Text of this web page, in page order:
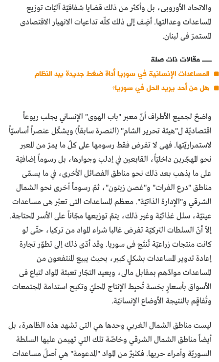
والاتحاد الأوروبى، بل وأكثر من ذلك قضايا شفافيّة آليّات توزيع
المساعدات وعدالتها. أضِف إلى ذلك كلّه تداعيات الانهيار الاقتصادى
المستمرّ فى لبنان.
مقالات ذات صلة
المساعدات الإنسانية في سوريا أداة ضغط جديدة بيد النظام
هل من أحد يريد الحل في سوريا؟
واضحٌ لجميع الأطراف أنّ معبر "باب الهوى" الإنساني يجلب ريوعاً
اقتصاديّة ل"هيئة تحرير الشام" (النصرة سابقاً) ويشكّل عنصراً أساسيّاً
لاستمراريّتها. فهى لا تفرض فقط رسومها على كلّ ما يمرّ من المعبر
نحو المهجّرين داخليّاً، القابعين في إدلب وجوارها، بل رسوماً إضافيّة
على ما يذهب بعد ذلك نحو مناطق الفصائل الأخرى، في ما يسمّى
مناطق "درع الفرات" و"غصن زيتون"، ثمّ رسوماً أخرى نحو الشمال
الشرقي و"الإدارة الذاتيّة". معظم المساعدات التى تعبُر هى مساعدات
عينيّة، سلل غذائيّة وغير ذلك، يتمّ توزيعها مجّاناً على الأسر المحتاجة.
إلاّ أنّ السلطات التركيّة تفرض غالبا شراء المواد من تركيا، حتّى لو
كانت منتجات زراعيّة تُنتَج فى سوريا. وقد أدّى ذلك إلى تطوّر تجارة
إعادة تدوير المساعدات بشكلٍ كبير، بحيث يبيع المنتفعون من
المساعدات موادّهم بمقابل مالى، ويعيد التجّار تعبئة المواد لتباع فى
الأسواق بأسعارٍ بخسة تُحبِط الإنتاج المحليّ وتكبح استدامة المجتمعات
وتُفاقٍم بالنتيجة الأوضاع الإنسانيّة.
ليست مناطق الشمال الغربي وحدها هي التى تشهد هذه الظاهرة، بل
أيضاً مناطق الشمال الشرقي وخاصّة تلك التي تهيمن عليها السلطة
السوريّة وأمراء حربها. فكثيرٌ من المواد "المدعومة" هي أصلً مساعدات